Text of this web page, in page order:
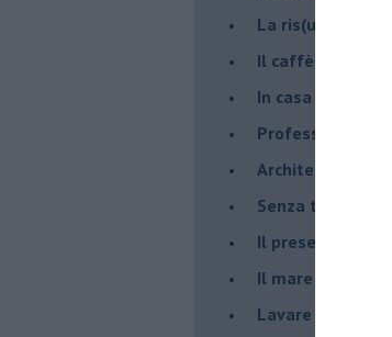
​La ris(u)onanza
​Il caffè Mattia
​In casa ho una
Professione:
Architettura che
​Senza tasche,
​Il presepe di San
​Il mare d’autunno
​Lavare la